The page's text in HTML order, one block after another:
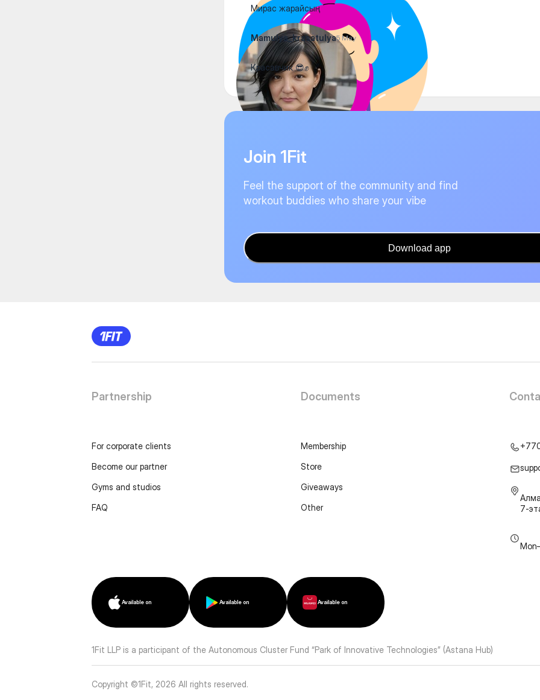
Мирас жарайсың
Mamulya_krasatulya5 May
Красавчик 😎✊
Join 1Fit
Feel the support of the community and find
workout buddies who share your vibe
Download app
Partnership
For corporate clients
Become our partner
Gyms and studios
FAQ
Documents
Membership
Store
Giveaways
Other
7-
Available on Available on Available on
1Fit LLP is a participant of the Autonomous Cluster Fund “Park of Innovative Technologies” (Astana Hub)
Copyright ©1Fit, 2026 All rights reserved.